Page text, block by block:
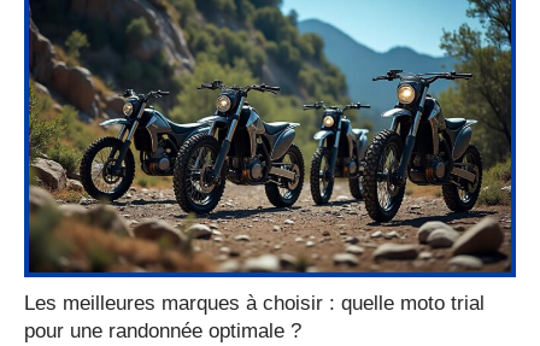
Les meilleures marques à choisir : quelle moto trial
pour une randonnée optimale ?